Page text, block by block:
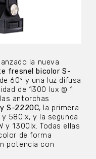
la nueva
fresnel bicolor S-
60º y una luz difusa
de 1300 lux @ 1
antorchas
S-2220C, la primera
y 580lx, y la segunda
y 1300lx. Todas ellas
de forma
potencia con